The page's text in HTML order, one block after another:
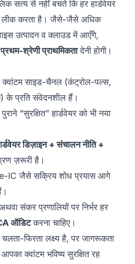
सत्य से नहीं बचते कि हर हार्डवेयर
करता है। जैसे-जैसे अधिक
उत्पादन व क्लाउड में आएँगे,
श्रेणी प्राथमिकतादेनी होगी।
क्वांटम साइड-चैनल (कंट्रोल-पल्स,
के प्रति संवेदनशील हैं।
“सुरक्षित” हार्डवेयर को भी नया
डिज़ाइन + संचालन नीति +
ज़रूरी है।
IC जैसे सक्रिय शोध प्रयास आगे
संकर प्रणालियों पर निर्भर हर
ऑडिटकरना चाहिए।
फिरता लक्ष्य है, पर जागरूकता
क्वांटम भविष्य सुरक्षित रह